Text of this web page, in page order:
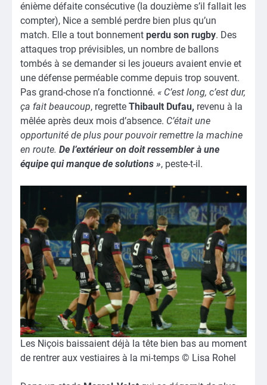
énième défaite consécutive (la douzième s’il fallait les
compter), Nice a semblé perdre bien plus qu’un
match. Elle a tout bonnement perdu son rugby. Des
attaques trop prévisibles, un nombre de ballons
tombés à se demander si les joueurs avaient envie et
une défense perméable comme depuis trop souvent.
Pas grand-chose n’a fonctionné. « C’est long, c’est dur,
ça fait beaucoup, regrette Thibault Dufau, revenu à la
mêlée après deux mois d’absence. C’était une
opportunité de plus pour pouvoir remettre la machine
en route. De l’extérieur on doit ressembler à une
équipe qui manque de solutions », peste-t-il.
Les Niçois baissaient déjà la tête bien bas au moment
de rentrer aux vestiaires à la mi-temps © Lisa Rohel